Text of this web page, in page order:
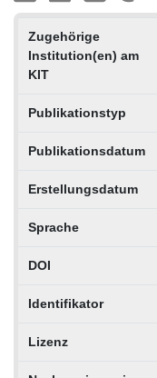
Zugehörige
Institution(en) am
KIT
Publikationstyp
Publikationsdatum
Erstellungsdatum
Sprache
DOI
Identifikator
Lizenz